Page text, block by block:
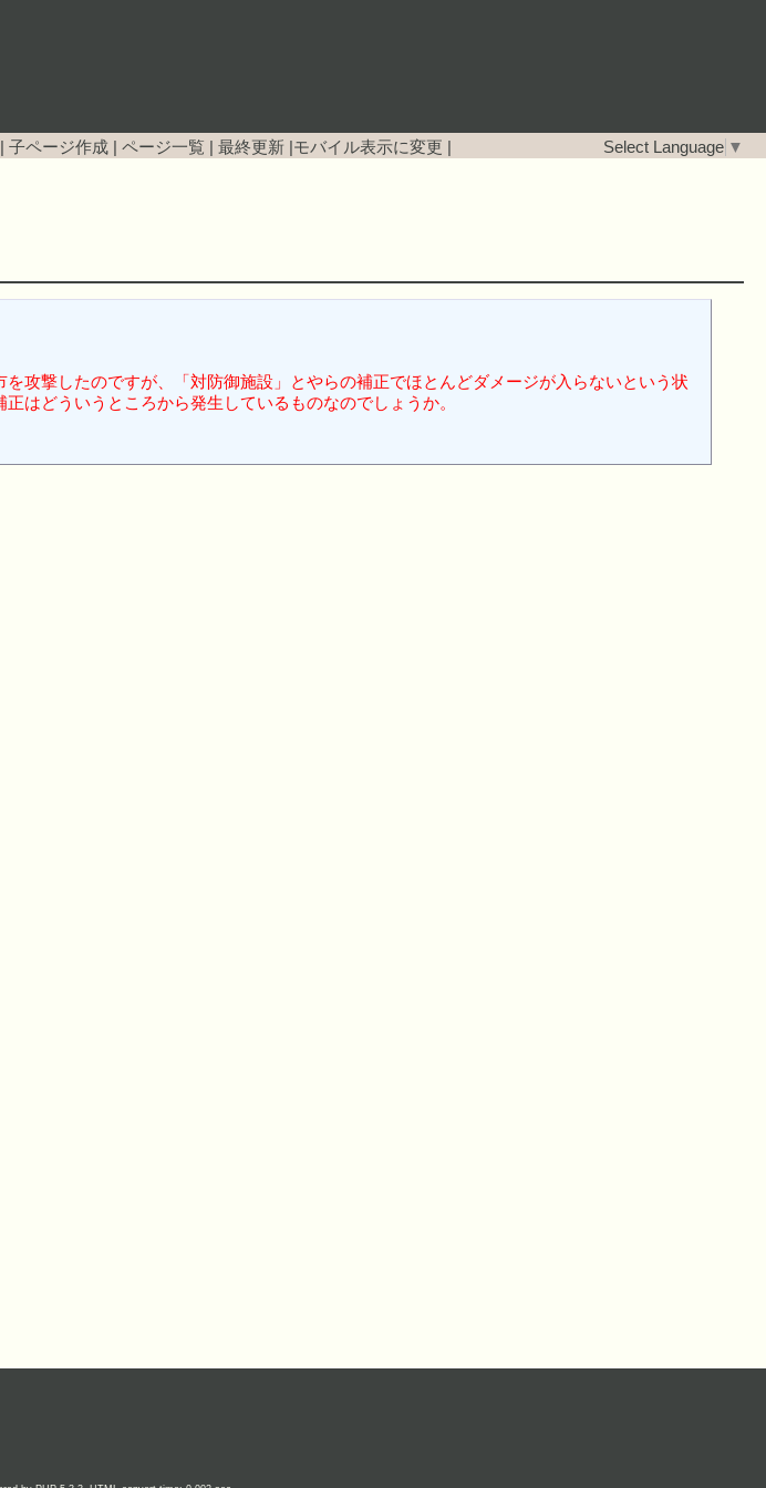
子ページ作成 ページ一覧 最終更新 モバイル表示に変更 Select Language ▼
攻撃したのですが、「対防御施設」とやらの補正でほとんどダメージが入らないという状
はどういうところから発生しているものなのでしょうか。